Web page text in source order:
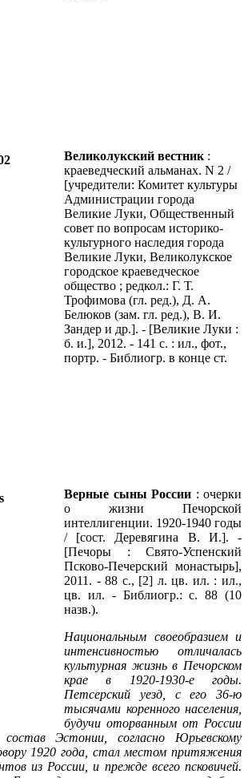
Великолукский вестник :
краеведческий альманах. N 2 /
[учредители: Комитет культуры
Администрации города
Великие Луки, Общественный
совет по вопросам историко-
культурного наследия города
Великие Луки, Великолукское
городское краеведческое
общество ; редкол.: Г. Т.
Трофимова (гл. ред.), Д. А.
Белюков (зам. гл. ред.), В. И.
Зандер и др.]. - [Великие Луки :
б. и.], 2012. - 141 с. : ил., фот.,
портр. - Библиогр. в конце ст.
Верные сыны России : очерки
о жизни Печорской
интеллигенции. 1920-1940 годы
/ [сост. Деревягина В. И.]. -
[Печоры : Свято-Успенский
Псково-Печерский монастырь],
2011. - 88 с., [2] л. цв. ил. : ил.,
цв. ил. - Библиогр.: с. 88 (10
назв.).
Национальным своеобразием и
интенсивностью отличалась
культурная жизнь в Печорском
крае в 1920-1930-е годы.
Петсерский уезд, с его 36-ю
тысячами коренного населения,
будучи оторванным от России
Эстонии, согласно Юрьевскому
1920 года, стал местом притяжения
из России, и прежде всего псковичей.